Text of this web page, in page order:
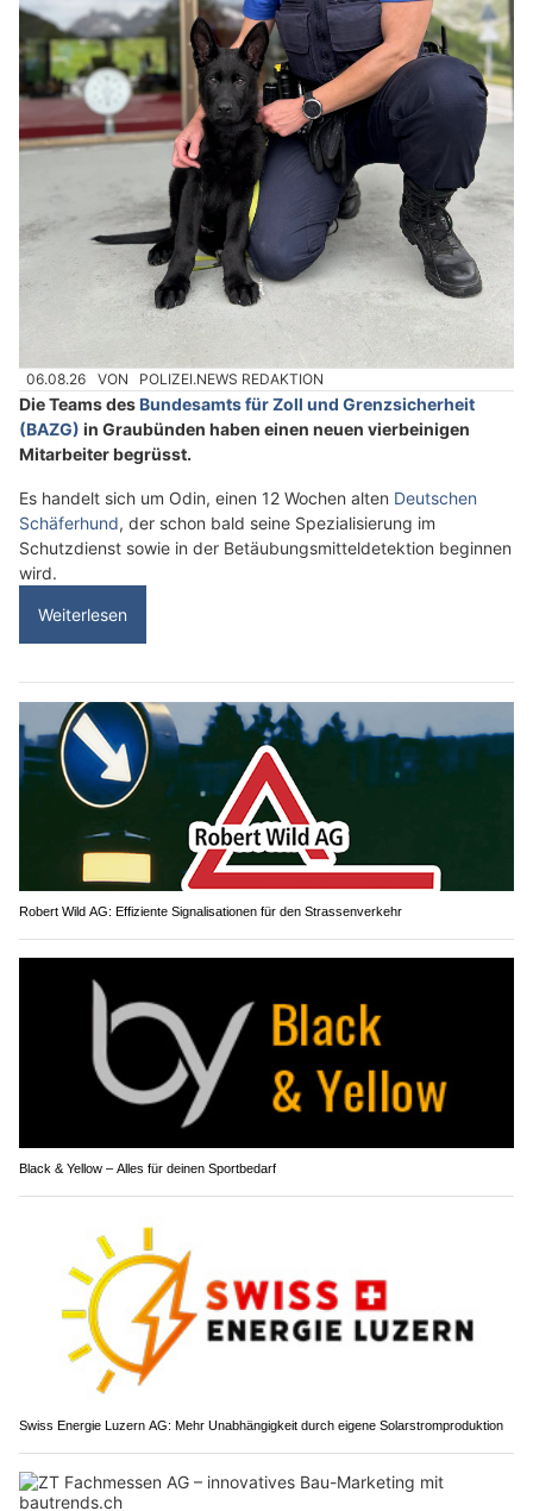
06.08.26 VON POLIZEI.NEWS REDAKTION
Die Teams desBundesamts für Zoll und Grenzsicherheit
(BAZG) in Graubünden haben einen neuen vierbeinigen
Mitarbeiter begrüsst.
Es handelt sich um Odin, einen 12 Wochen alten Deutschen
Schäferhund, der schon bald seine Spezialisierung im
Schutzdienst sowie in der Betäubungsmitteldetektion beginnen
wird.
Weiterlesen
Robert Wild AG: Effiziente Signalisationen für den Strassenverkehr
Black & Yellow – Alles für deinen Sportbedarf
Swiss Energie Luzern AG: Mehr Unabhängigkeit durch eigene Solarstromproduktion